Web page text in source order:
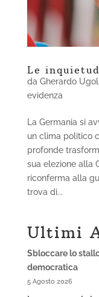
Le
da Gherardo
evidenza
La Germania si
un clima politico
profonde
sua elezione alla
riconferma alla
trova di...
Ultimi
Sbloccare lo
democratica
5 Agosto 2026